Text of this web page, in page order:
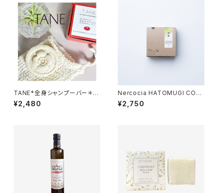
TANE*全身シャンプーバー＊
髪・顔・アトピーの息子のために
ママが作りました＊
¥2,480
Nercocia HATOMUGI CON
DITIONERBAR＊コンディショ
ナーバー＊ 豊鶯＊しっとりまと
¥2,750